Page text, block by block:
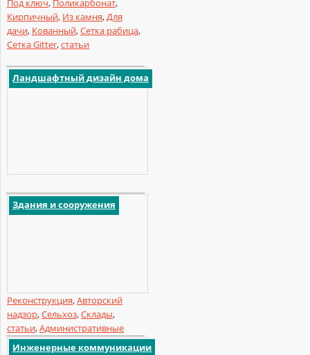
Кирпичный, Из камня, Для
дачи, Кованный,Сетка рабица,
Сетка Gitter,статьи
Ландшафтный дизайн дома
Здания и сооружения
Реконструкция,Авторский
надзор,Сельхоз,Склады,
статьи,Административные
Инженерные коммуникации